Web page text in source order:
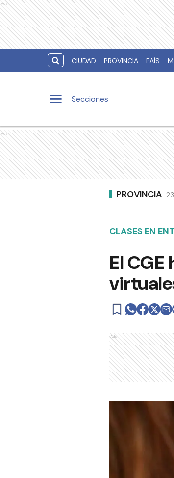
Ads
CIUDAD PROVINCIA PAÍS
Secciones
Ads
PROVINCIA
CLASES EN
El
Ads